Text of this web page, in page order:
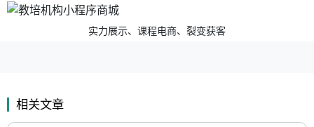
实力展示、课程电商、裂变获客
相关文章